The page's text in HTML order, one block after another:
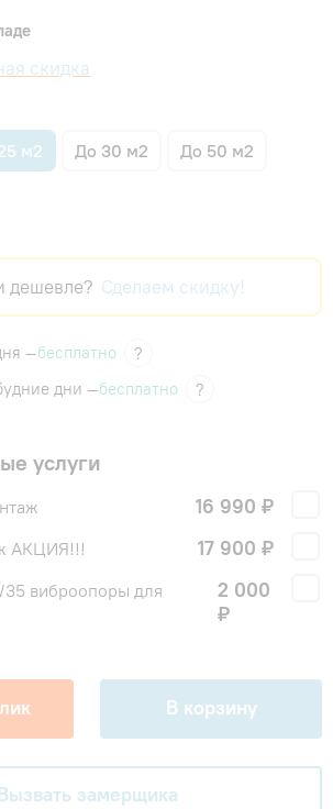
скидка
м2 До 30 м2 До 50 м2
дешевле? Сделаем скидку!
—бесплатно
?
дни —бесплатно ?
услуги
16 990 ₽
АКЦИЯ!!! 17 900 ₽
виброопоры для
2 000
₽
В корзину
замерщика